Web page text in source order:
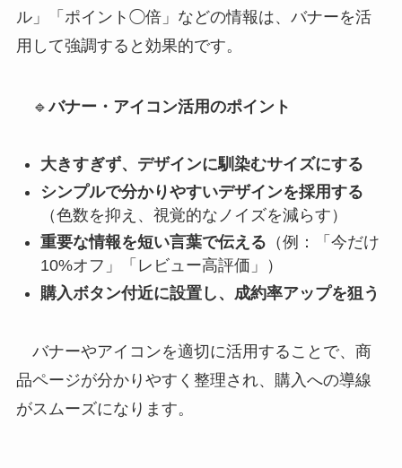
ル」「ポイント◯倍」などの情報は、バナーを活
用して強調すると効果的です。
🔹バナー・アイコン活用のポイント
大きすぎず、デザインに馴染むサイズにする
シンプルで分かりやすいデザインを採用する
（色数を抑え、視覚的なノイズを減らす）
重要な情報を短い言葉で伝える （例：「今だけ
10%オフ」「レビュー高評価」）
購入ボタン付近に設置し、成約率アップを狙う
バナーやアイコンを適切に活用することで、商
品ページが分かりやすく整理され、購入への導線
がスムーズになります。